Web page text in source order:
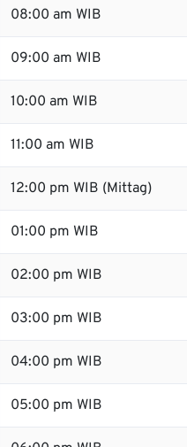
08:00 am WIB
09:00 am WIB
10:00 am WIB
11:00 am WIB
12:00 pm WIB (Mittag)
01:00 pm WIB
02:00 pm WIB
03:00 pm WIB
04:00 pm WIB
05:00 pm WIB